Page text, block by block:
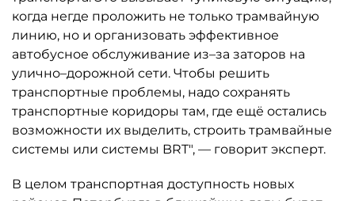
когда негде проложить не только трамвайную
линию, но и организовать эффективное
автобусное обслуживание из–за заторов на
улично–дорожной сети. Чтобы решить
транспортные проблемы, надо сохранять
транспортные коридоры там, где ещё остались
возможности их выделить, строить трамвайные
системы или системы BRT", — говорит эксперт.
В целом транспортная доступность новых